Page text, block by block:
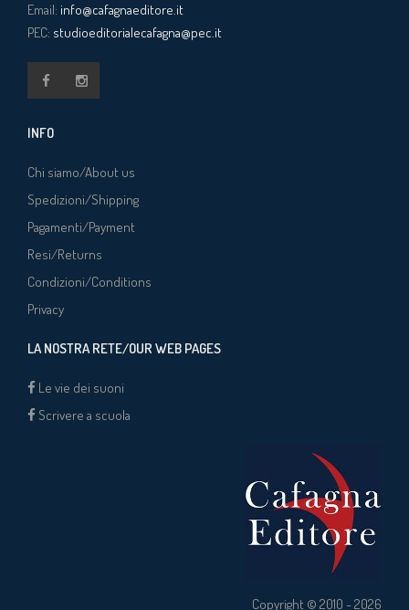
Email: info@cafagnaeditore.it
PEC: studioeditorialecafagna@pec.it
INFO
Chi siamo/About us
Spedizioni/Shipping
Pagamenti/Payment
Resi/Returns
Condizioni/Conditions
Privacy
LA NOSTRA RETE/OUR WEB PAGES
Le vie dei suoni
Scrivere a scuola
Copyright © 2010 - 2026